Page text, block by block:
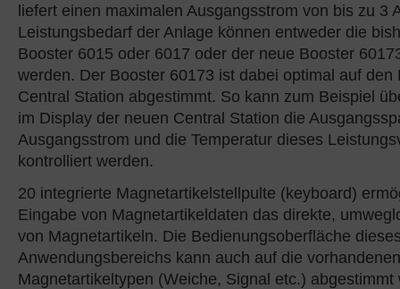
liefert einen maximalen Ausgangsstrom von bis zu 3
Leistungsbedarf der Anlage können entweder die
Booster 6015 oder 6017 oder der neue Booster
werden. Der Booster 60173 ist dabei optimal auf den
Central Station abgestimmt. So kann zum Beispiel
im Display der neuen Central Station die
Ausgangsstrom und die Temperatur dieses
kontrolliert werden.
20 integrierte Magnetartikelstellpulte (keyboard)
Eingabe von Magnetartikeldaten das direkte,
von Magnetartikeln. Die Bedienungsoberfläche
Anwendungsbereichs kann auch auf die vorhandenen
Magnetartikeltypen (Weiche, Signal etc.) abgestimmt